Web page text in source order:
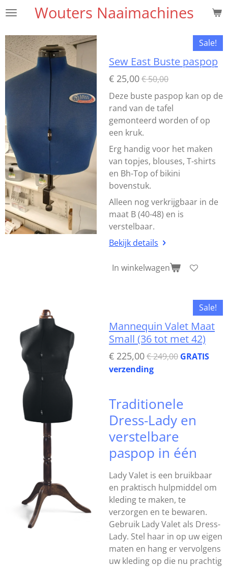
Ga
naar
de
hoofdinhoud
Wouters Naaimachines
Sale!
Sew East Buste paspop
€ 25,00€ 50,00
Deze buste paspop kan op de
rand van de tafel
gemonteerd worden of op
een kruk.
Erg handig voor het maken
van topjes, blouses, T-shirts
en Bh-Top of bikini
bovenstuk.
Alleen nog verkrijgbaar in de
maat B (40-48) en is
verstelbaar.
Bekijk details
In winkelwagen
Sale!
Mannequin Valet Maat
Small (36 tot met 42)
€ 225,00€ 249,00 GRATIS
verzending
Traditionele
Dress-Lady en
verstelbare
paspop in één
Lady Valet is een bruikbaar
en praktisch hulpmiddel om
kleding te maken, te
verzorgen en te bewaren.
Gebruik Lady Valet als Dress-
Lady. Stel haar in op uw eigen
maten en hang er vervolgens
uw kleding op die nu prachtig